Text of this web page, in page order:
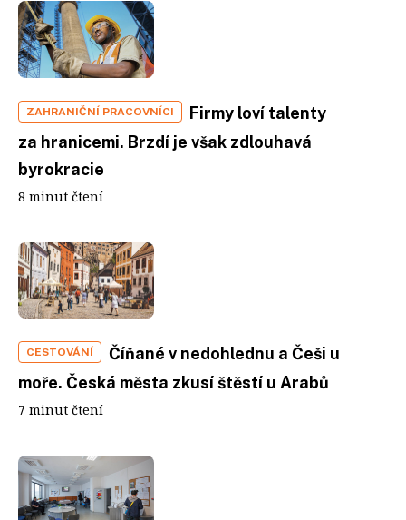
ZAHRANIČNÍ PRACOVNÍCI
Firmy loví talenty
za hranicemi. Brzdí je však zdlouhavá
byrokracie
8 minut čtení
CESTOVÁNÍ
Číňané v nedohlednu a Češi u
moře. Česká města zkusí štěstí u Arabů
7 minut čtení